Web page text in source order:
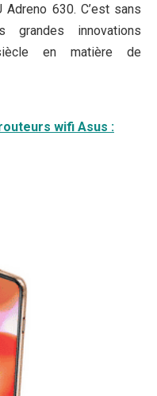
Adreno 630. C’est sans
grandes innovations
en matière de
wifi Asus :